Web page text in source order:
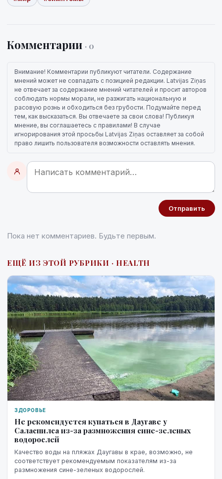
Комментарии · 0
Внимание! Комментарии публикуют читатели. Содержание
мнений может не совпадать с позицией редакции. Latvijas Ziņas
не отвечает за содержание мнений читателей и просит авторов
соблюдать нормы морали, не разжигать национальную и
расовую рознь и обходиться без грубости. Подумайте перед
тем, как высказаться. Вы отвечаете за свои слова! Публикуя
мнение, вы соглашаетесь с правилами! В случае
игнорирования этой просьбы Latvijas Ziņas оставляет за собой
право лишить пользователя возможности оставлять мнения.
Отправить
Пока нет комментариев. Будьте первым.
ЕЩЁ ИЗ ЭТОЙ РУБРИКИ · HEALTH
ЗДОРОВЬЕ
Не рекомендуется купаться в Даугаве у
Саласпилса из-за размножения сине-зеленых
водорослей
Качество воды на пляжах Даугавы в крае, возможно, не
соответствует рекомендуемым показателям из-за
размножения сине-зеленых водорослей.